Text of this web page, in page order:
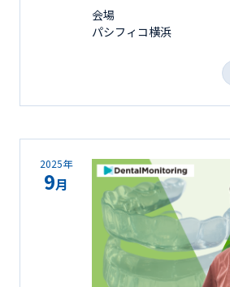
会場
パシフィコ横浜
2025年
9月